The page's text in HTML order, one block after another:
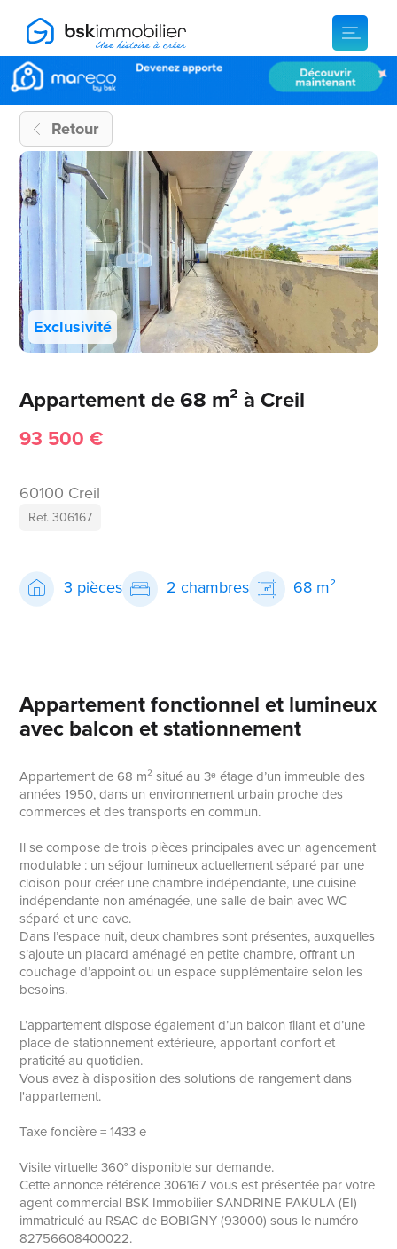
Retour
Exclusivité
Appartement de 68 m² à Creil
93 500 €
60100 Creil
Ref. 306167
3 pièces 2 chambres 68 m²
Appartement fonctionnel et lumineux
avec balcon et stationnement
Appartement de 68 m² situé au 3ᵉ étage d’un immeuble des
années 1950, dans un environnement urbain proche des
commerces et des transports en commun.
Il se compose de trois pièces principales avec un agencement
modulable : un séjour lumineux actuellement séparé par une
cloison pour créer une chambre indépendante, une cuisine
indépendante non aménagée, une salle de bain avec WC
séparé et une cave.
Dans l’espace nuit, deux chambres sont présentes, auxquelles
s’ajoute un placard aménagé en petite chambre, offrant un
couchage d’appoint ou un espace supplémentaire selon les
besoins.
L’appartement dispose également d’un balcon filant et d’une
place de stationnement extérieure, apportant confort et
praticité au quotidien.
Vous avez à disposition des solutions de rangement dans
l'appartement.
Taxe foncière = 1433 e
Visite virtuelle 360° disponible sur demande.
Cette annonce référence 306167 vous est présentée par votre
agent commercial BSK Immobilier SANDRINE PAKULA (EI)
immatriculé au RSAC de BOBIGNY (93000) sous le numéro
82756608400022.